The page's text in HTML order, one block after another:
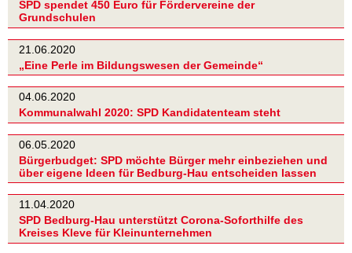
SPD spendet 450 Euro für Fördervereine der
Grundschulen
21.06.2020
„Eine Perle im Bildungswesen der Gemeinde“
04.06.2020
Kommunalwahl 2020: SPD Kandidatenteam steht
06.05.2020
Bürgerbudget: SPD möchte Bürger mehr einbeziehen und
über eigene Ideen für Bedburg-Hau entscheiden lassen
11.04.2020
SPD Bedburg-Hau unterstützt Corona-Soforthilfe des
Kreises Kleve für Kleinunternehmen